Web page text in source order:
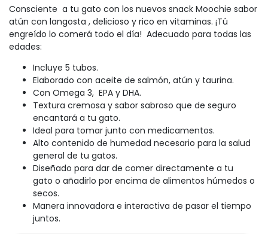
Consciente a tu gato con los nuevos snack Moochie sabor
atún con langosta , delicioso y rico en vitaminas. ¡Tú
engreído lo comerá todo el día! Adecuado para todas las
edades:
Incluye 5 tubos.
Elaborado con aceite de salmón, atún y taurina.
Con Omega 3, EPA y DHA.
Textura cremosa y sabor sabroso que de seguro
encantará a tu gato.
Ideal para tomar junto con medicamentos.
Alto contenido de humedad necesario para la salud
general de tu gatos.
Diseñado para dar de comer directamente a tu
gato o añadirlo por encima de alimentos húmedos o
secos.
Manera innovadora e interactiva de pasar el tiempo
juntos.